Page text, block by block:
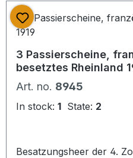
3 Passierscheine,
besetztes Rheinland
Art. no. 8945
In stock: 1 State: 2
Besatzungsheer der 4.